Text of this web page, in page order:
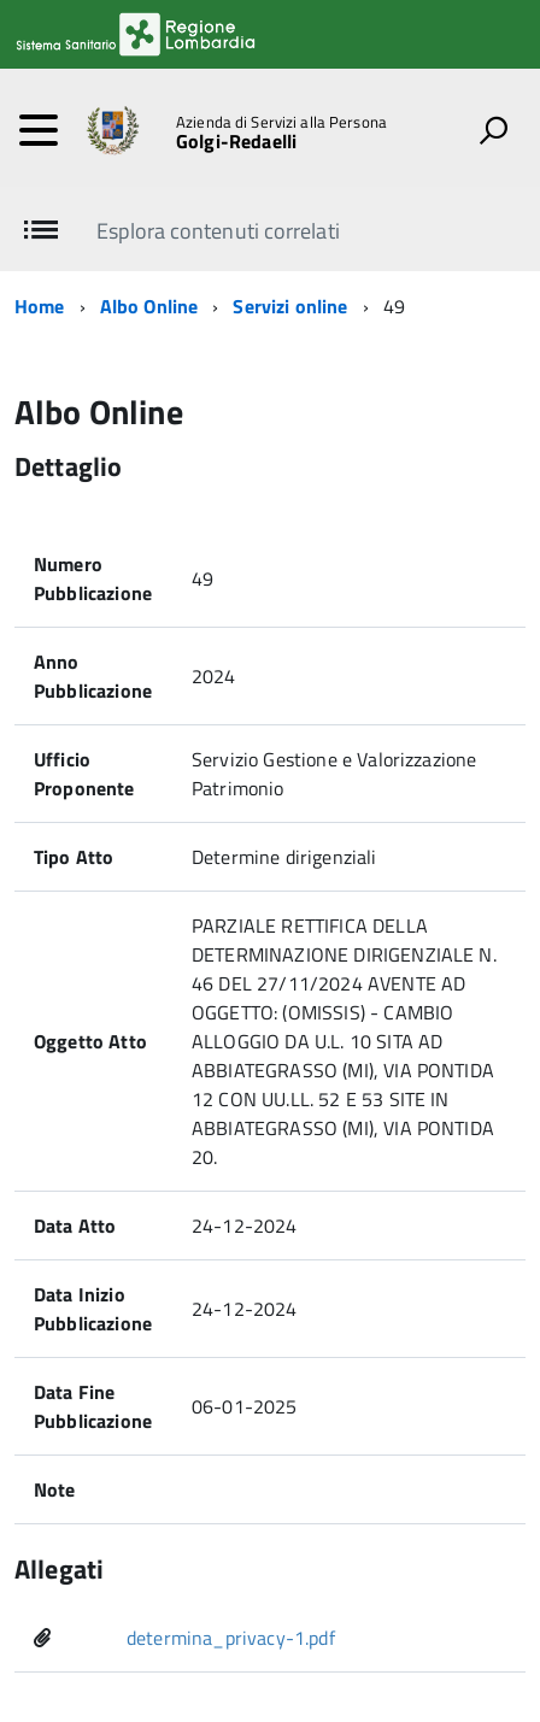
Azienda di Servizi alla Persona
Golgi-Redaelli
Esplora contenuti correlati
Home Albo Online Servizi online 49
Albo Online
Dettaglio
Numero
Pubblicazione
49
Anno
Pubblicazione
2024
Ufficio
Proponente
Servizio Gestione e Valorizzazione
Patrimonio
Tipo Atto Determine dirigenziali
Oggetto Atto
PARZIALE RETTIFICA DELLA
DETERMINAZIONE DIRIGENZIALE N.
46 DEL 27/11/2024 AVENTE AD
OGGETTO: (OMISSIS) - CAMBIO
ALLOGGIO DA U.L. 10 SITA AD
ABBIATEGRASSO (MI), VIA PONTIDA
12 CON UU.LL. 52 E 53 SITE IN
ABBIATEGRASSO (MI), VIA PONTIDA
20.
Data Atto 24-12-2024
Data Inizio
Pubblicazione
24-12-2024
Data Fine
Pubblicazione
06-01-2025
Note
Allegati
determina_privacy-1.pdf